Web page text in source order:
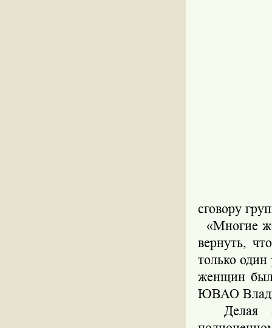
сговору
«Многие
вернуть,
только один
женщин
ЮВАО
Делая